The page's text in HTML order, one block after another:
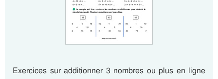
Exercices sur additionner 3 nombres ou plus en ligne